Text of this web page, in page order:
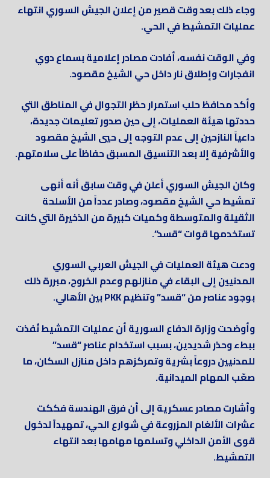
وجاء ذلك بعد وقت قصير من إعلان الجيش السوري انتهاء
عمليات التمشيط في الحي.
وفي الوقت نفسه، أفادت مصادر إعلامية بسماع دوي
انفجارات وإطلاق نار داخل حي الشيخ مقصود.
وأكد محافظ حلب استمرار حظر التجوال في المناطق التي
حددتها هيئة العمليات، إلى حين صدور تعليمات جديدة،
داعياً النازحين إلى عدم التوجه إلى حيي الشيخ مقصود
والأشرفية إلا بعد التنسيق المسبق حفاظاً على سلامتهم.
وكان الجيش السوري أعلن في وقت سابق أنه أنهى
تمشيط حي الشيخ مقصود، وصادر عدداً من الأسلحة
الثقيلة والمتوسطة وكميات كبيرة من الذخيرة التي كانت
تستخدمها قوات “قسد”.
ودعت هيئة العمليات في الجيش العربي السوري
المدنيين إلى البقاء في منازلهم وعدم الخروج، مبررة ذلك
بوجود عناصر من “قسد” وتنظيم PKK بين الأهالي.
وأوضحت وزارة الدفاع السورية أن عمليات التمشيط نُفذت
ببطء وحذر شديدين، بسبب استخدام عناصر “قسد”
للمدنيين دروعاً بشرية وتمركزهم داخل منازل السكان، ما
صعّب المهام الميدانية.
وأشارت مصادر عسكرية إلى أن فرق الهندسة فككت
عشرات الألغام المزروعة في شوارع الحي، تمهيداً لدخول
قوى الأمن الداخلي وتسلمها مهامها بعد انتهاء
التمشيط.